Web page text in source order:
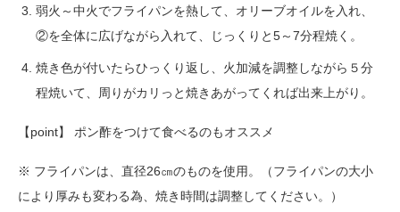
弱火～中火でフライパンを熱して、オリーブオイルを入れ、
②を全体に広げながら入れて、じっくりと5～7分程焼く。
焼き色が付いたらひっくり返し、火加減を調整しながら５分
程焼いて、周りがカリっと焼きあがってくれば出来上がり。
【point】 ポン酢をつけて食べるのもオススメ
※ フライパンは、直径26㎝のものを使用。（フライパンの大小
により厚みも変わる為、焼き時間は調整してください。）